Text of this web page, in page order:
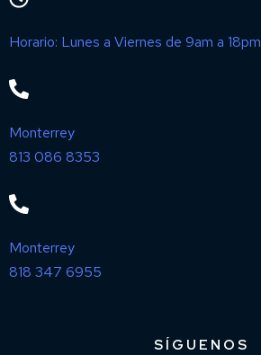
Horario: Lunes a Viernes de 9am a 18pm
Monterrey
813 086 8353
Monterrey
818 347 6955
SÍGUENOS